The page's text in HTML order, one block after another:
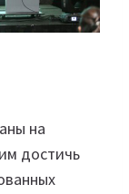
на
достичь